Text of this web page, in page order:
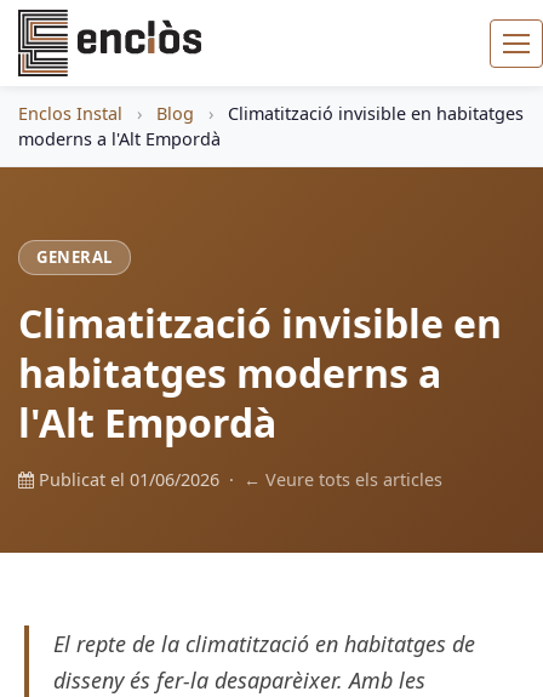
Enclos Instal › Blog ›
Climatització invisible en habitatges
moderns a l'Alt Empordà
GENERAL
Climatització invisible en
habitatges moderns a
l'Alt Empordà
Publicat el 01/06/2026 · ← Veure tots els articles
El repte de la climatització en habitatges de
disseny és fer-la desaparèixer. Amb les